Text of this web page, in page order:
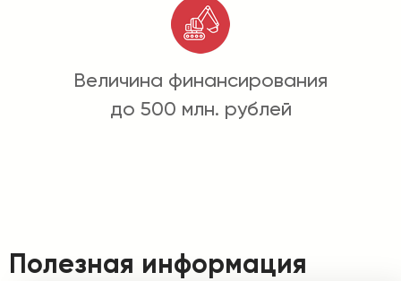
Величина финансирования
до 500 млн. рублей
Полезная информация